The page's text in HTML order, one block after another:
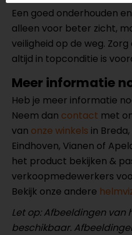
Een goed onderhouden
alleen voor beter zicht,
veiligheid op de weg.
altijd in topconditie is
Meer informatie
Heb je meer informatie
Neem dan contact met
van onze winkels in
Eindhoven, Vianen of
het product bekijken &
verkoopmedewerkers
Bekijk onze andere
Let op: Afbeeldingen
beschikbaar.